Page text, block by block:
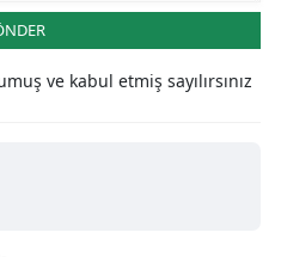
ve kabul etmiş sayılırsınız